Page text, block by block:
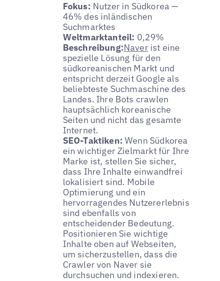
Fokus: Nutzer in Südkorea —
46% des inländischen
Suchmarktes
Weltmarktanteil: 0,29%
Beschreibung:Naverist eine
spezielle Lösung für den
südkoreanischen Markt und
entspricht derzeit Google als
beliebteste Suchmaschine des
Landes. Ihre Bots crawlen
hauptsächlich koreanische
Seiten und nicht das gesamte
Internet.
SEO-Taktiken: Wenn Südkorea
ein wichtiger Zielmarkt für Ihre
Marke ist, stellen Sie sicher,
dass Ihre Inhalte einwandfrei
lokalisiert sind. Mobile
Optimierung und ein
hervorragendes Nutzererlebnis
sind ebenfalls von
entscheidender Bedeutung.
Positionieren Sie wichtige
Inhalte oben auf Webseiten,
um sicherzustellen, dass die
Crawler von Naver sie
durchsuchen und indexieren.